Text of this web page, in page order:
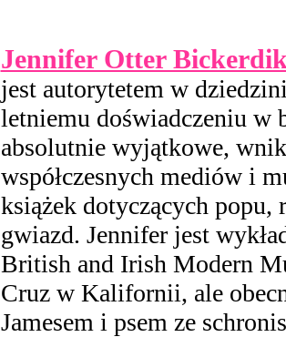
Jennifer Otter
jest autorytetem w
letniemu doświadczeniu w
absolutnie wyjątkowe,
współczesnych mediów i
książek dotyczących popu,
gwiazd. Jennifer jest
British and Irish Modern
Cruz w Kalifornii, ale
Jamesem i psem ze